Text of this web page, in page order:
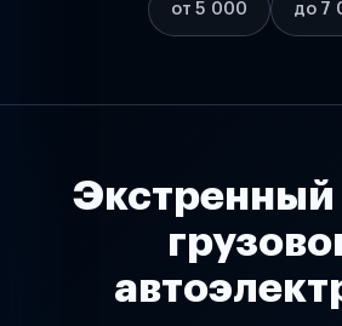
от 5 000 до 7
Экстренный